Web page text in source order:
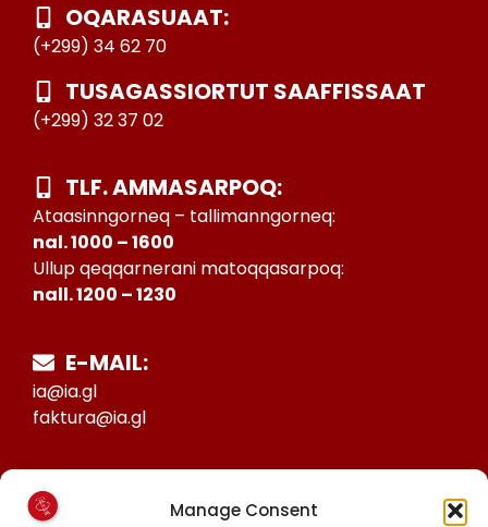
Manage Consent
OQARASUAAT:
(+299) 34 62 70
TUSAGASSIORTUT SAAFFISSAAT
(+299) 32 37 02
TLF. AMMASARPOQ:
Ataasinngorneq – tallimanngorneq:
nal. 1000 – 1600
Ullup qeqqarnerani matoqqasarpoq:
nall. 1200 – 1230
E-MAIL:
ia@ia.gl
faktura@ia.gl
25027388